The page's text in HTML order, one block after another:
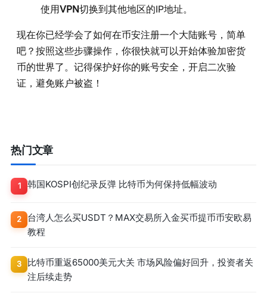
使用VPN切换到其他地区的IP地址。
现在你已经学会了如何在币安注册一个大陆账号，简单
吧？按照这些步骤操作，你很快就可以开始体验加密货
币的世界了。记得保护好你的账号安全，开启二次验
证，避免账户被盗！
热门文章
1 韩国KOSPI创纪录反弹 比特币为何保持低幅波动
2
台湾人怎么买USDT？MAX交易所入金买币提币币安欧易
教程
3
比特币重返65000美元大关 市场风险偏好回升，投资者关
注后续走势